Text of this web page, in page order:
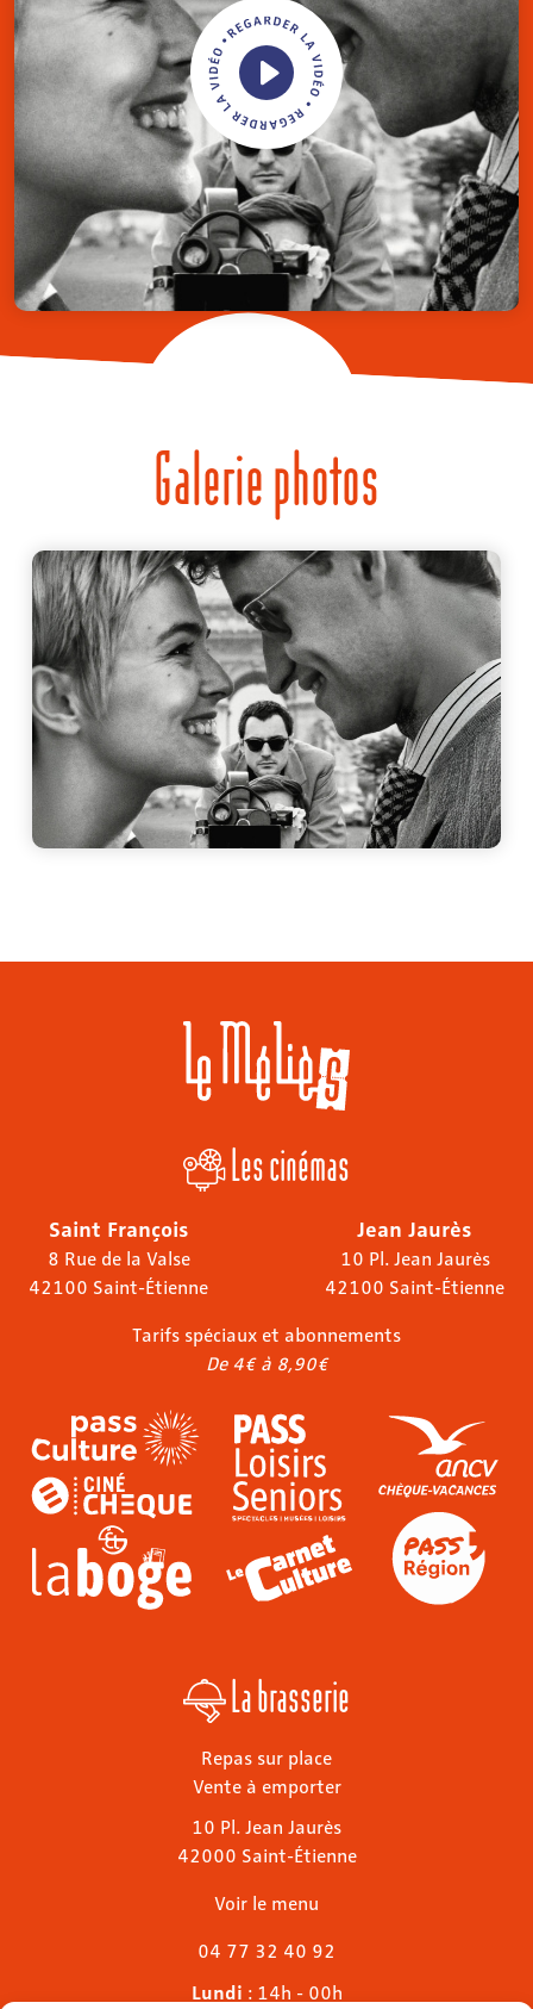
Galerie photos
Les cinémas
Saint François
8 Rue de la Valse
42100 Saint-Étienne
Jean Jaurès
10 Pl. Jean Jaurès
42100 Saint-Étienne
Tarifs spéciaux et abonnements
De 4€ à 8,90€
La brasserie
Repas sur place
Vente à emporter
10 Pl. Jean Jaurès
42000 Saint-Étienne
Voir le menu
04 77 32 40 92
Lundi : 14h - 00h